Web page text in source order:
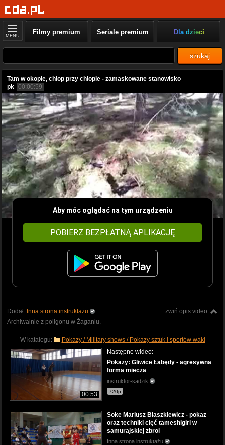
MENU Filmy premium Seriale premium Dla dzieci
szukaj
Tam w okopie, chłop przy chłopie - zamaskowane stanowisko
pk 00:00:59
Aby móc oglądać na tym urządzeniu
POBIERZ BEZPŁATNĄ APLIKACJĘ
zwiń opis video
Dodał: Inna strona instruktażu
Archiwalnie z poligonu w Żaganiu.
W katalogu: Pokazy / Military shows / Pokazy sztuk i sportów wakl
00:53
Następne wideo:
Pokazy: Gliwice Łabędy - agresywna
forma miecza
instruktor-sadzik
720p
Soke Mariusz Błaszkiewicz - pokaz
oraz techniki cięć tameshigiri w
samurajskiej zbroi
Inna strona instruktażu